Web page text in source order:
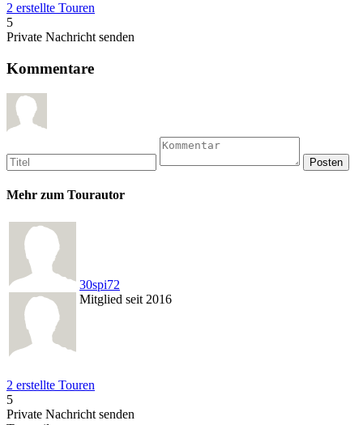
2 erstellte Touren
5
Private Nachricht senden
Kommentare
Mehr zum Tourautor
30spi72
Mitglied seit 2016
2 erstellte Touren
5
Private Nachricht senden